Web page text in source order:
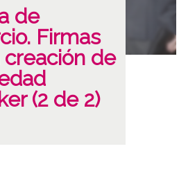
de
Firmas
creación de
(2 de 2)